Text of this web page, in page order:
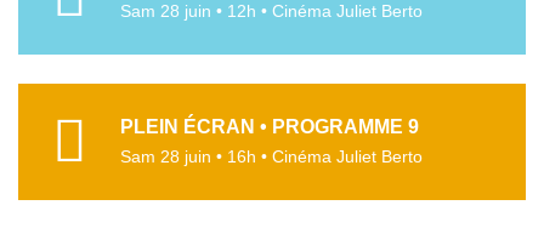
Sam 28 juin • 12h • Cinéma Juliet Berto
PLEIN ÉCRAN • PROGRAMME 9
Sam 28 juin • 16h • Cinéma Juliet Berto